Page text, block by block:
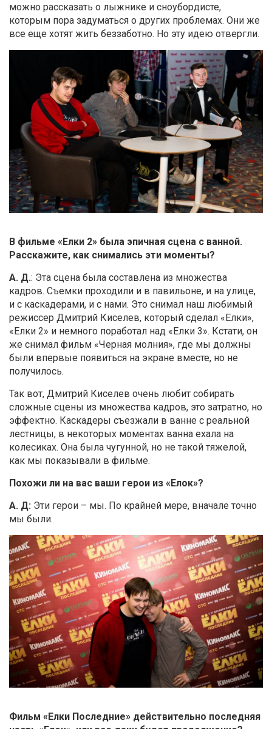
можно рассказать о лыжнике и сноубордисте,
которым пора задуматься о других проблемах. Они же
все еще хотят жить беззаботно. Но эту идею отвергли.
В фильме «Елки 2» была эпичная сцена с ванной.
Расскажите, как снимались эти моменты?
А. Д.: Эта сцена была составлена из множества
кадров. Съемки проходили и в павильоне, и на улице,
и с каскадерами, и с нами. Это снимал наш любимый
режиссер Дмитрий Киселев, который сделал «Елки»,
«Елки 2» и немного поработал над «Елки 3». Кстати, он
же снимал фильм «Черная молния», где мы должны
были впервые появиться на экране вместе, но не
получилось.
Так вот, Дмитрий Киселев очень любит собирать
сложные сцены из множества кадров, это затратно, но
эффектно. Каскадеры съезжали в ванне с реальной
лестницы, в некоторых моментах ванна ехала на
колесиках. Она была чугунной, но не такой тяжелой,
как мы показывали в фильме.
Похожи ли на вас ваши герои из «Елок»?
А. Д: Эти герои – мы. По крайней мере, вначале точно
мы были.
Фильм «Елки Последние» действительно последняя